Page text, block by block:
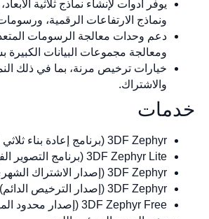
يوفر أدوات لإنشاء نماذج ثلاثية الأبعاد،
ونماذج الارتفاعات الرقمية، ورسومات CAD.
دعم وحدات معالجة الرسومات المتعددة
ومعالجة مجموعات البيانات الكبيرة بشكل
خيارات ترخيص مرنة، بما في ذلك النماذج
والاشتراك.
3DF Zephyr (برنامج إعادة بناء ثلاثي الأبعاد بالكامل)
3DF Zephyr Lite (برنامج التصوير الفوتوغرافي للمبتدئين)
3DF Zephyr (إصدار الاشتراك الشهري)
3DF Zephyr (إصدار الترخيص الدائم)
3DF Zephyr Free (إصدار محدود الميزات)